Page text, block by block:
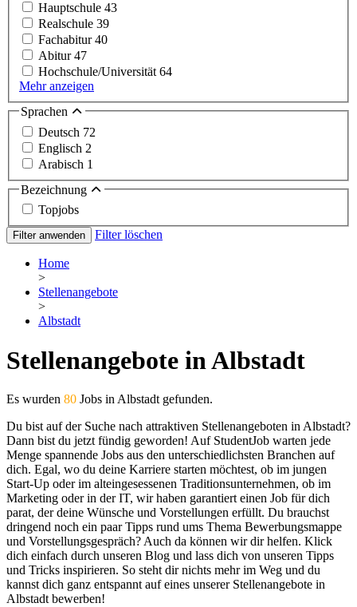
Hauptschule 43
Realschule 39
Fachabitur40
Abitur47
Hochschule/Universität 64
Mehr anzeigen
Sprachen
Deutsch 72
Englisch 2
Arabisch 1
Bezeichnung
Topjobs
Filter anwenden Filter löschen
Home
>
Stellenangebote
>
Albstadt
Stellenangebote in Albstadt
Es wurden 80 Jobs in Albstadt gefunden.
Du bist auf der Suche nach attraktiven Stellenangeboten in Albstadt?
Dann bist du jetzt fündig geworden! Auf StudentJob warten jede
Menge spannende Jobs aus den unterschiedlichsten Branchen auf
dich. Egal, wo du deine Karriere starten möchtest, ob im jungen
Start-Up oder im alteingesessenen Traditionsunternehmen, ob im
Marketing oder in der IT, wir haben garantiert einen Job für dich
parat, der deine Wünsche und Vorstellungen erfüllt. Du brauchst
dringend noch ein paar Tipps rund ums Thema Bewerbungsmappe
und Vorstellungsgespräch? Auch da können wir dir helfen. Klick
dich einfach durch unseren Blog und lass dich von unseren Tipps
und Tricks inspirieren. So steht dir nichts mehr im Weg und du
kannst dich ganz entspannt auf eines unserer Stellenangebote in
Albstadt bewerben!